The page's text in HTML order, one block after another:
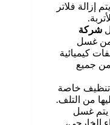
يتم إزالة فلاتر
شركة
من غسل
كيميائية
من جميع
تنظيف خاصة
من التلف.
يتم غسل
الخارجي،